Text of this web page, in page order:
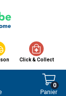
Click & Collect
Panier
0